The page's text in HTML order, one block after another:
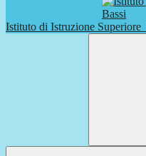
Istituto di Istruzione Superiore